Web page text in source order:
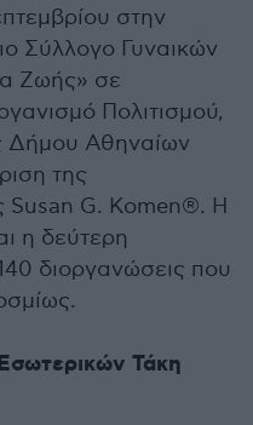
στην
Σύλλογο Γυναικών
Ζωής» σε
Πολιτισμού,
Δήμου Αθηναίων
της
Susan G. Komen®. Η
η δεύτερη
διοργανώσεις που
Τάκη